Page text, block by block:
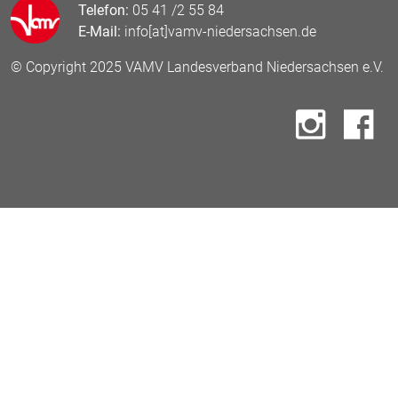
Telefon: 05 41 /2 55 84
E-Mail: info[at]vamv-niedersachsen.de
© Copyright 2025 VAMV Landesverband Niedersachsen e.V.